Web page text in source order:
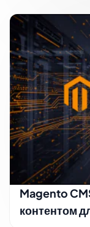
Magento
контентом